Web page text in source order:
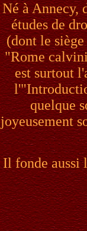
Né à Annecy,
études de
(dont le
"Rome
est surtout
quelque
joyeusement
Il fonde aussi